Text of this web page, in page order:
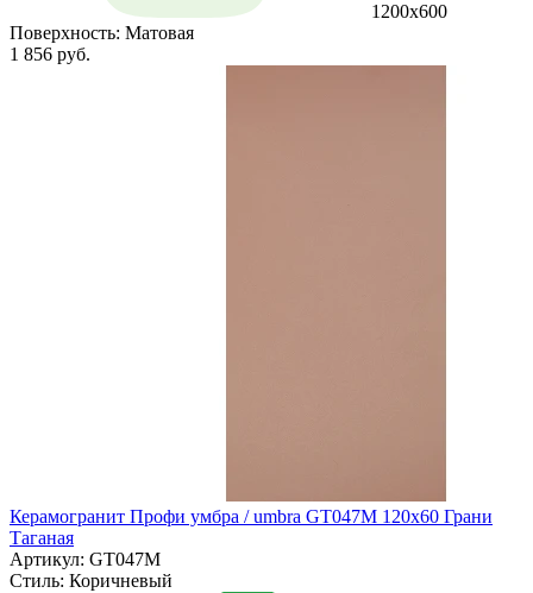
1200х600
Поверхность: Матовая
1 856 руб.
Керамогранит Профи умбра / umbra GT047M 120х60 Грани
Таганая
Артикул: GT047M
Стиль: Коричневый